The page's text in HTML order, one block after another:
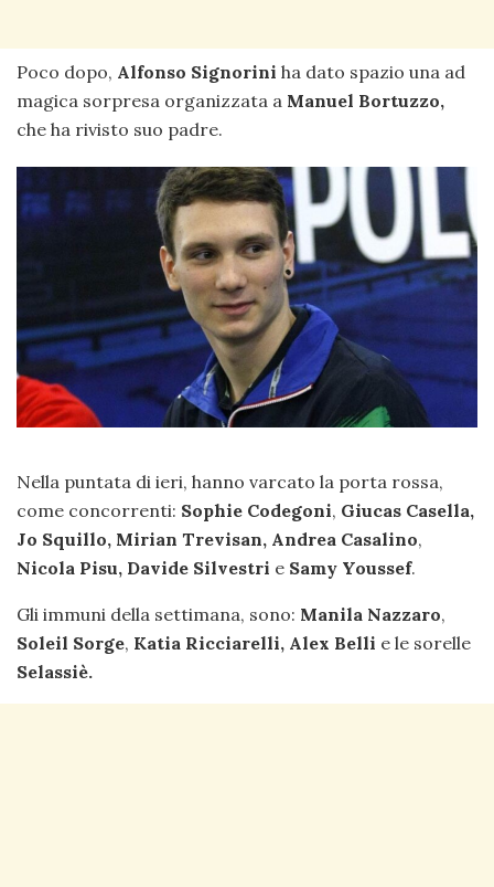
Poco dopo, Alfonso Signorini ha dato spazio una ad
magica sorpresa organizzata a Manuel Bortuzzo,
che ha rivisto suo padre.
Nella puntata di ieri, hanno varcato la porta rossa,
come concorrenti: Sophie Codegoni, Giucas Casella,
Jo Squillo, Mirian Trevisan, Andrea Casalino,
Nicola Pisu, Davide Silvestri e Samy Youssef.
Gli immuni della settimana, sono: Manila Nazzaro,
Soleil Sorge, Katia Ricciarelli, Alex Belli e le sorelle
Selassiè.